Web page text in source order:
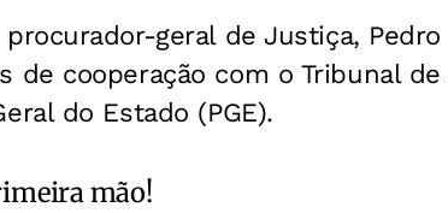
geral de Justiça,
de cooperação com o Tribunal de
do Estado (PGE).
mão!